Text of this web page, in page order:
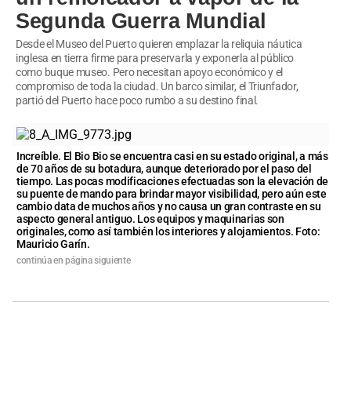
Segunda Guerra Mundial
Desde el Museo del Puerto quieren emplazar la reliquia náutica
inglesa en tierra firme para preservarla y exponerla al público
como buque museo. Pero necesitan apoyo económico y el
compromiso de toda la ciudad. Un barco similar, el Triunfador,
partió del Puerto hace poco rumbo a su destino final.
Increíble. El Bio Bio se encuentra casi en su estado original, a más
de 70 años de su botadura, aunque deteriorado por el paso del
tiempo. Las pocas modificaciones efectuadas son la elevación de
su puente de mando para brindar mayor visibilidad, pero aún este
cambio data de muchos años y no causa un gran contraste en su
aspecto general antiguo. Los equipos y maquinarias son
originales, como así también los interiores y alojamientos. Foto:
Mauricio Garín.
continúa en página siguiente